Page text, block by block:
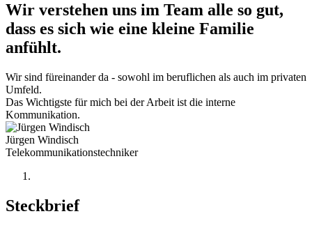
Wir verstehen uns im Team alle so gut,
dass es sich wie eine kleine Familie
anfühlt.
Wir sind füreinander da - sowohl im beruflichen als auch im privaten
Umfeld.
Das Wichtigste für mich bei der Arbeit ist die interne
Kommunikation.
Jürgen Windisch
Telekommunikationstechniker
Steckbrief